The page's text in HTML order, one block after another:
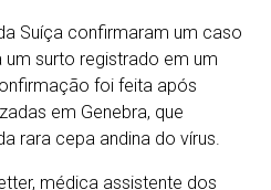
Suíça confirmaram um caso
surto registrado em um
foi feita após
em Genebra, que
rara cepa andina do vírus.
médica assistente dos